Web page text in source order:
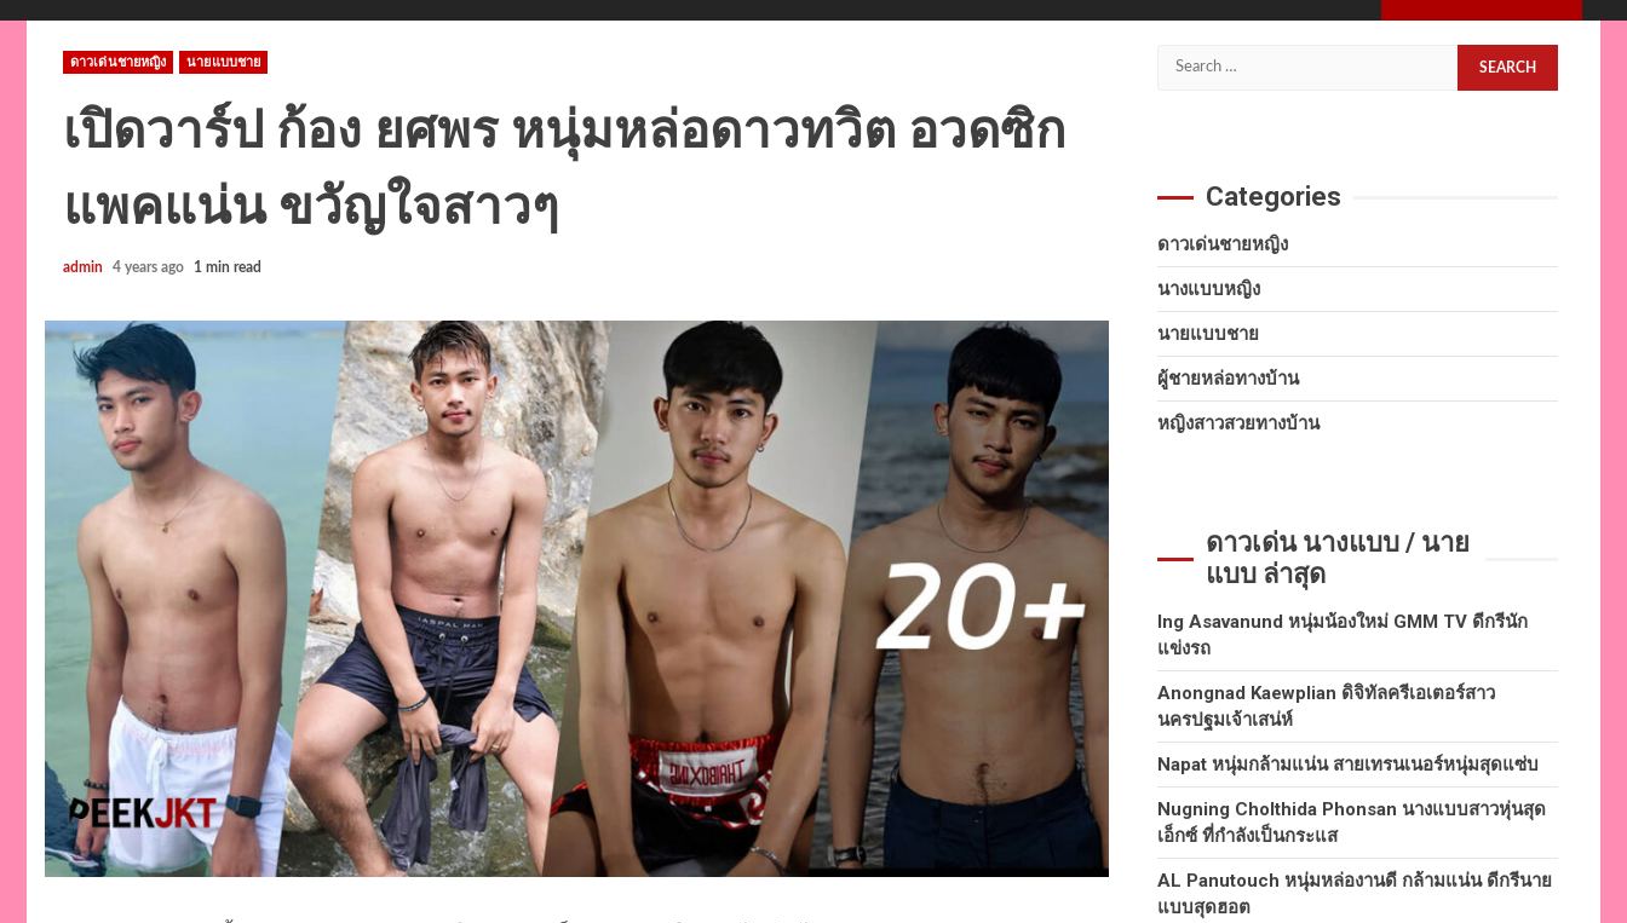
ดาวเด่นชายหญิง นายแบบชาย
เปิดวาร์ป ก้อง ยศพร หนุ่มหล่อดาวทวิต อวดซิก
แพคแน่น ขวัญใจสาวๆ
admin 4 years ago 1 min read
Search
Categories
ดาวเด่นชายหญิง
นางแบบหญิง
นายแบบชาย
ผู้ชายหล่อทางบ้าน
หญิงสาวสวยทางบ้าน
ดาวเด่น นางแบบ / นาย
แบบ ล่าสุด
Ing Asavanund หนุ่มน้องใหม่ GMM TV ดีกรีนัก
แข่งรถ
Anongnad Kaewplian ดิจิทัลครีเอเตอร์สาว
นครปฐมเจ้าเสน่ห์
Napat หนุ่มกล้ามแน่น สายเทรนเนอร์หนุ่มสุดแซ่บ
Nugning Cholthida Phonsan นางแบบสาวหุ่นสุด
เอ็กซ์ ที่กำลังเป็นกระแส
AL Panutouch หนุ่มหล่องานดี กล้ามแน่น ดีกรีนาย
แบบสุดฮอต